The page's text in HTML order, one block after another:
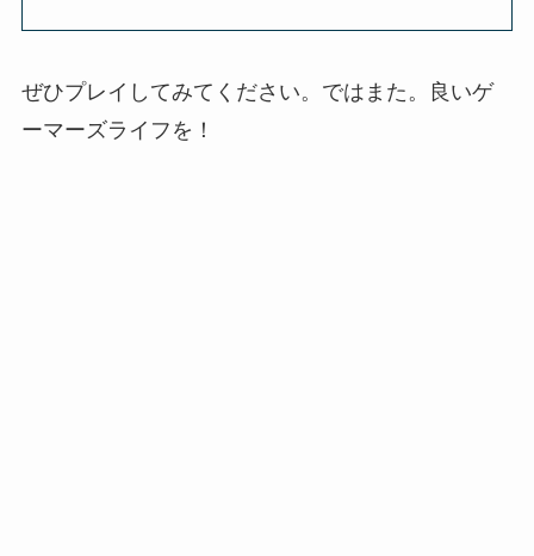
ぜひプレイしてみてください。ではまた。良いゲ
ーマーズライフを！